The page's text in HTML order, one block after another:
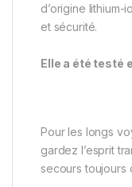
d’origine
et sécurité.
Elle a été testé
Pour les longs
gardez l’esprit
secours toujours